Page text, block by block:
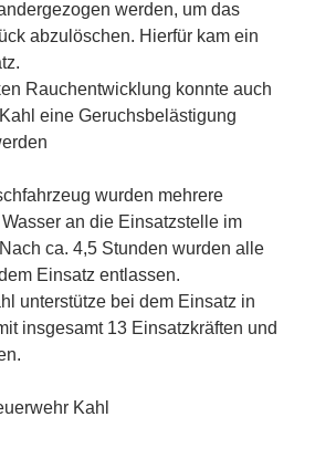
werden, um das
abzulöschen. Hierfür kam ein
Rauchentwicklung konnte auch
eine Geruchsbelästigung
wurden mehrere
an die Einsatzstelle im
ca. 4,5 Stunden wurden alle
Einsatz entlassen.
unterstütze bei dem Einsatz in
insgesamt 13 Einsatzkräften und
Kahl